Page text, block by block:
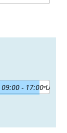
09:00 - 17:00 Uhr